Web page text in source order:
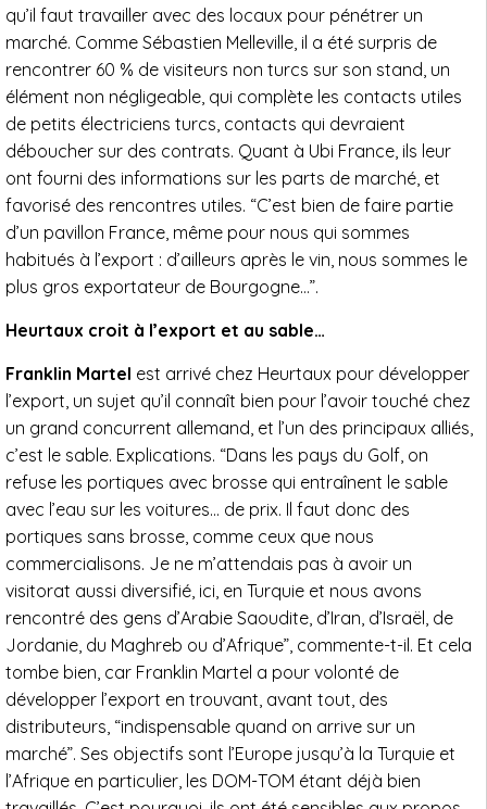
qu’il faut travailler avec des locaux pour pénétrer un
marché. Comme Sébastien Melleville, il a été surpris de
rencontrer 60 % de visiteurs non turcs sur son stand, un
élément non négligeable, qui complète les contacts utiles
de petits électriciens turcs, contacts qui devraient
déboucher sur des contrats. Quant à Ubi France, ils leur
ont fourni des informations sur les parts de marché, et
favorisé des rencontres utiles. “C’est bien de faire partie
d’un pavillon France, même pour nous qui sommes
habitués à l’export : d’ailleurs après le vin, nous sommes le
plus gros exportateur de Bourgogne…”.
Heurtaux croit à l’export et au sable…
Franklin Martel est arrivé chez Heurtaux pour développer
l’export, un sujet qu’il connaît bien pour l’avoir touché chez
un grand concurrent allemand, et l’un des principaux alliés,
c’est le sable. Explications. “Dans les pays du Golf, on
refuse les portiques avec brosse qui entraînent le sable
avec l’eau sur les voitures… de prix. Il faut donc des
portiques sans brosse, comme ceux que nous
commercialisons. Je ne m’attendais pas à avoir un
visitorat aussi diversifié, ici, en Turquie et nous avons
rencontré des gens d’Arabie Saoudite, d’Iran, d’Israël, de
Jordanie, du Maghreb ou d’Afrique”, commente-t-il. Et cela
tombe bien, car Franklin Martel a pour volonté de
développer l’export en trouvant, avant tout, des
distributeurs, “indispensable quand on arrive sur un
marché”. Ses objectifs sont l’Europe jusqu’à la Turquie et
l’Afrique en particulier, les DOM-TOM étant déjà bien